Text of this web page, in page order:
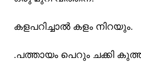
കളപറിച്ചാൽ കളം നിറയും.
.പത്തായം പെറും ചക്കി